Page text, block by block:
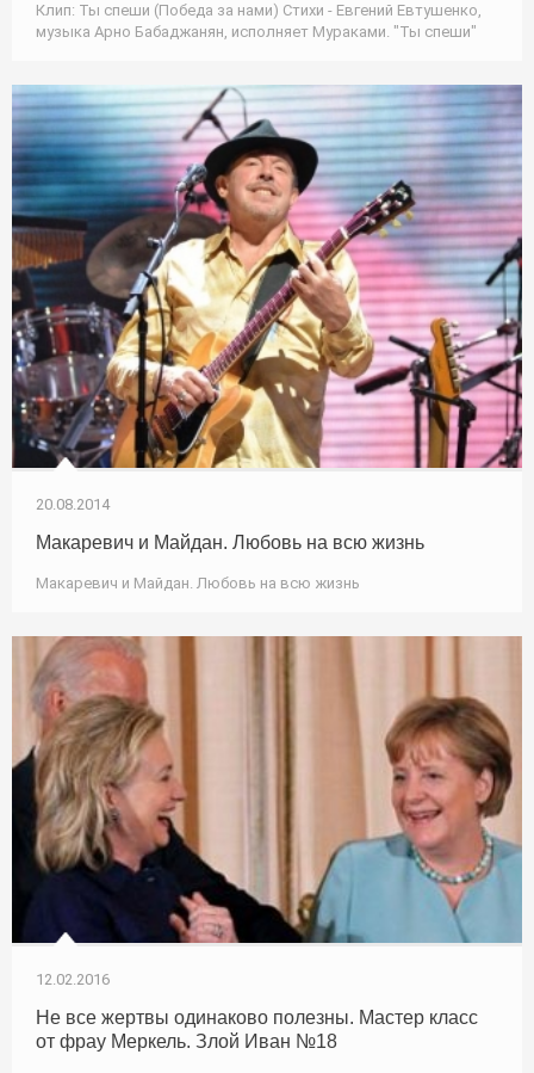
Клип: Ты спеши (Победа за нами) Стихи - Евгений Евтушенко,
музыка Арно Бабаджанян, исполняет Мураками. "Ты спеши"
20.08.2014
Макаревич и Майдан. Любовь на всю жизнь
Макаревич и Майдан. Любовь на всю жизнь
12.02.2016
Не все жертвы одинаково полезны. Мастер класс
от фрау Меркель. Злой Иван №18